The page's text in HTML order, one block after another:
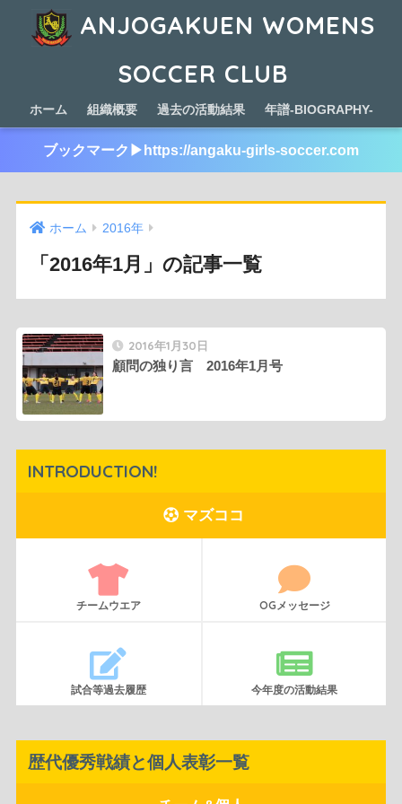
ANJOGAKUEN WOMENS
SOCCER CLUB
ホーム 組織概要 過去の活動結果 年譜-BIOGRAPHY-
ブックマーク▶︎https://angaku-girls-soccer.com
ホーム 2016年
「2016年1月」の記事一覧
2016年1月30日
顧問の独り言 2016年1月号
INTRODUCTION!
マズココ
チームウエア OGメッセージ
試合等過去履歴 今年度の活動結果
歴代優秀戦績と個人表彰一覧